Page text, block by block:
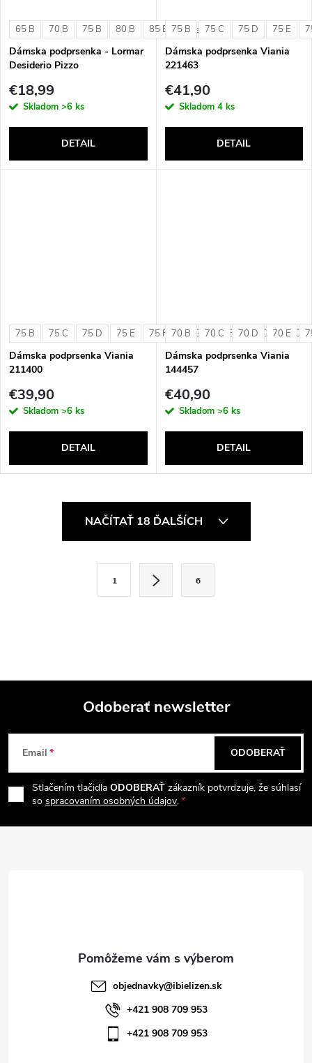
65 B 70 B 75 B 80 B 85 B + ďalšie
Dámska podprsenka - Lormar
Desiderio Pizzo
€18,99
Skladom >6 ks
DETAIL
75 B 75 C 75 D 75 E
Dámska podprsenka Viania
221463
€41,90
Skladom 4 ks
DETAIL
75 B 75 C 75 D 75 E 75 F 75 G 80 B 80 C 80 D
Dámska podprsenka Viania
211400
€39,90
Skladom >6 ks
DETAIL
70 B 70 C 70 D 70 E
Dámska podprsenka Viania
144457
€40,90
Skladom >6 ks
DETAIL
c
e
p
r
v
NAČÍTAŤ 18 ĎALŠÍCH
a
i
e
1 6
Z
á
p
Odoberať newsletter
Email
Stlačením tlačidla ODOBERAŤ zákazník potvrdzuje, že súhlasí
so spracovaním osobných údajov.
ODOBERAŤ
objednavky@ibielizen.sk
+421 908 709 953
+421 908 709 953